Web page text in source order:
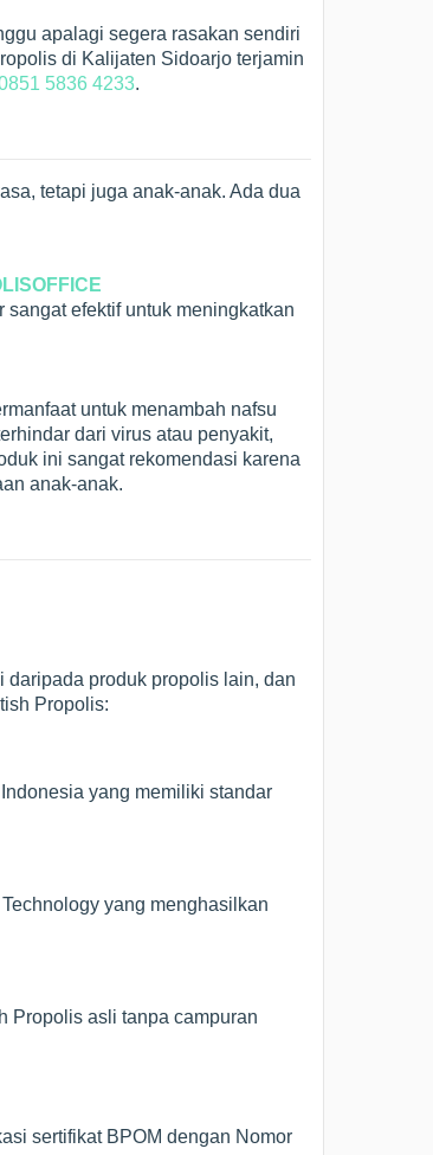
apalagi segera rasakan sendiri
di Kalijaten Sidoarjo terjamin
5836 4233.
tetapi juga anak-anak. Ada dua
efektif untuk meningkatkan
untuk menambah nafsu
dari virus atau penyakit,
ini sangat rekomendasi karena
anak-anak.
produk propolis lain, dan
Propolis:
yang memiliki standar
yang menghasilkan
Propolis asli tanpa campuran
sertifikat BPOM dengan Nomor